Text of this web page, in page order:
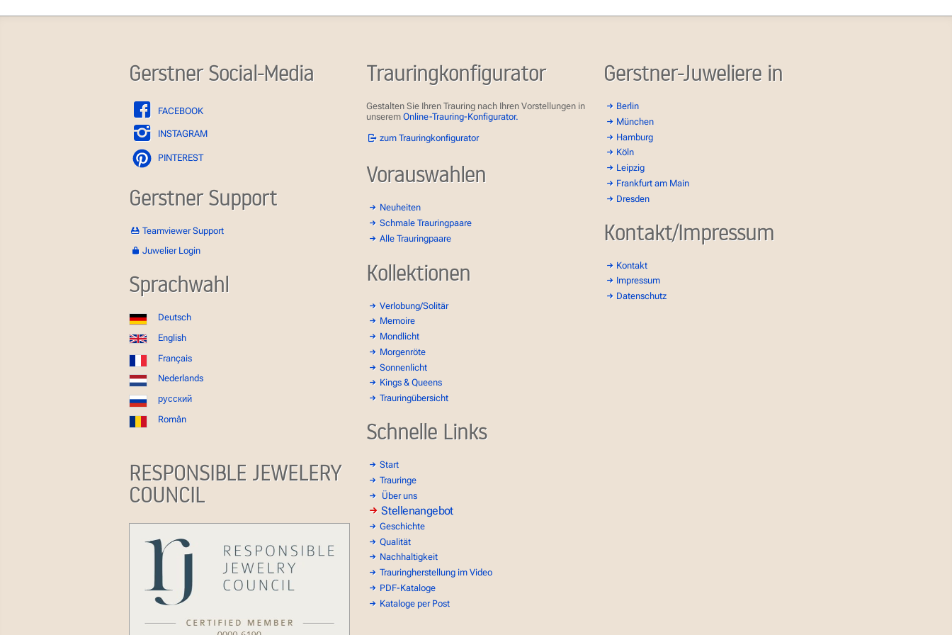
Gerstner Social-Media
FACEBOOK
INSTAGRAM
PINTEREST
Gerstner Support
Teamviewer Support
Juwelier Login
Sprachwahl
Deutsch
English
Français
Nederlands
русский
Român
RESPONSIBLE JEWELERY
COUNCIL
Trauringkonfigurator
Gestalten Sie Ihren Trauring nach Ihren Vorstellungen in
unserem Online-Trauring-Konfigurator.
zum Trauringkonfigurator
Vorauswahlen
Neuheiten
Schmale Trauringpaare
Alle Trauringpaare
Kollektionen
Verlobung/Solitär
Memoire
Mondlicht
Morgenröte
Sonnenlicht
Kings & Queens
Trauringübersicht
Schnelle Links
Start
Trauringe
Über uns
Stellenangebot
Geschichte
Qualität
Nachhaltigkeit
Trauringherstellung im Video
PDF-Kataloge
Kataloge per Post
Gerstner-Juweliere in
Berlin
München
Hamburg
Köln
Leipzig
Frankfurt am Main
Dresden
Kontakt/Impressum
Kontakt
Impressum
Datenschutz